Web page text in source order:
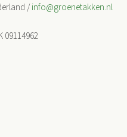
/info@groenetakken.nl
09114962